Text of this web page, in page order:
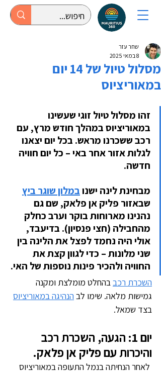
מסלול טיול של 14 יום
במאוריציוס
שחר עזר
8 במאי 2025
זהו מסלול טיול זוגי שעשינו
במאוריציוס במהלך חודש מרץ, עם
רכב ששכרנו מראש. בכל יום יצאנו
לגלות אזור אחר באי – כל יום חוויה
חדשה.
מבחינת לינה ישנו במלון שוגר ביץ
שבאזור פליק אן פלאק, שם גם
נהנינו מארוחות בוקר וערב כחלק
מהחבילה (חצי פנסיון). בדיעבד,
אולי היה נחמד לפצל את הלינה בין
שני מלונות – כדי לגוון קצת את
החוויה ולהכיר פינות נוספות של האי.
השכרת רכב בהחלט מומלצת ומקנה
גמישות מלאה. שימו לב הנהיגה במאוריציוס
בצד שמאל.
יום 1: הגעה, השכרת רכב
והיכרות עם פליק אן פלאק.
לאחר הנחיתה בנמל התעופה במאוריציוס